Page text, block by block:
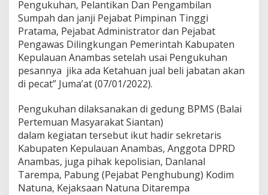
Pengukuhan, Pelantikan Dan Pengambilan
Sumpah dan janji Pejabat Pimpinan Tinggi
Pratama, Pejabat Administrator dan Pejabat
Pengawas Dilingkungan Pemerintah Kabupaten
Kepulauan Anambas setelah usai Pengukuhan
pesannya jika ada Ketahuan jual beli jabatan akan
di pecat” Juma’at (07/01/2022).
Pengukuhan dilaksanakan di gedung BPMS (Balai
Pertemuan Masyarakat Siantan)
dalam kegiatan tersebut ikut hadir sekretaris
Kabupaten Kepulauan Anambas, Anggota DPRD
Anambas, juga pihak kepolisian, Danlanal
Tarempa, Pabung (Pejabat Penghubung) Kodim
Natuna, Kejaksaan Natuna Ditarempa